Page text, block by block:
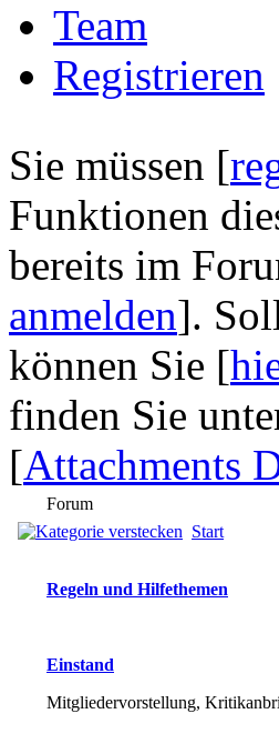
Team
Registrieren
Sie müssen [
Funktionen
bereits im
anmelden].
können Sie [
finden Sie
[Attachments
Forum
Start
Regeln und Hilfethemen
Einstand
Mitgliedervorstellung,